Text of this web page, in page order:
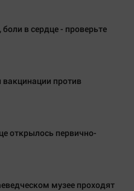
в сердце - проверьте
против
открылось первично-
музее проходят